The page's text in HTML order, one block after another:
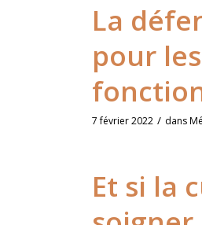
La
pour
7 février 2022 / dans
Et si la